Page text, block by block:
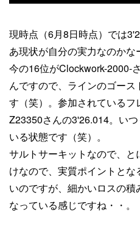
現時点（6月8日時点）では
あ現状が自分の実力なのかな
今の16位がClockwork-2000-
んですので、ラインのゴー
す（笑）。参加されているフ
Z23350さんの3'26.014。い
いる状態です（笑）。
サルトサーキットなので、
けなので、実質ポイントと
いのですが、細かいロスの
なっている感じですね・・。